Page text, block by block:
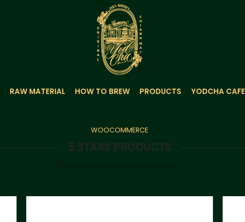
RAW MATERIAL HOW TO BREW PRODUCTS YODCHA CAFE
WOOCOMMERCE
5 STARS PRODUCTS